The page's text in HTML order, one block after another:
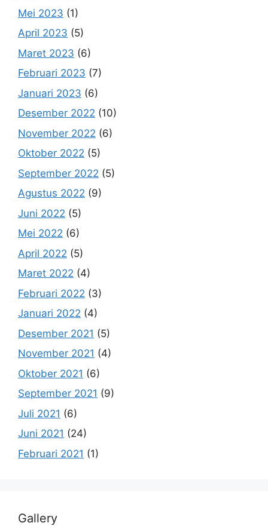
Mei 2023 (1)
April 2023 (5)
Maret 2023 (6)
Februari 2023 (7)
Januari 2023 (6)
Desember 2022 (10)
November 2022 (6)
Oktober 2022 (5)
September 2022 (5)
Agustus 2022 (9)
Juni 2022 (5)
Mei 2022 (6)
April 2022 (5)
Maret 2022 (4)
Februari 2022 (3)
Januari 2022 (4)
Desember 2021 (5)
November 2021 (4)
Oktober 2021 (6)
September 2021 (9)
Juli 2021 (6)
Juni 2021 (24)
Februari 2021 (1)
Gallery